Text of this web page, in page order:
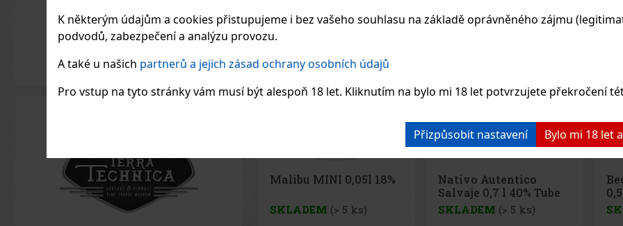
K některým údajům a cookies přistupujeme i bez vašeho souhlasu na základě oprávněného zájmu
podvodů, zabezpečení a analýzu provozu.
A také u našich partnerů a jejich zásad ochrany osobních údajů
Pro vstup na tyto stránky vám musí být alespoň 18 let. Kliknutím na bylo mi 18 let potvrzujete překročení
Přizpůsobit nastavení Bylo mi 18 let
Nativo Autentico
SKLADEM (> 5 ks)
Becherovka Tuzemský
0,5l 37,5%
SKLADEM (> 5 ks)